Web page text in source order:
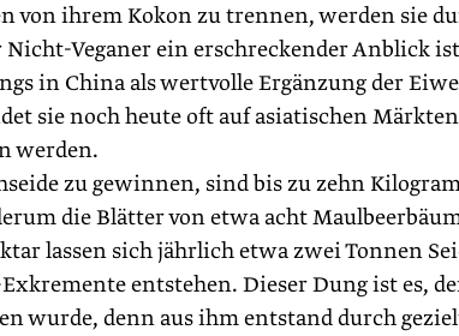
von ihrem Kokon zu trennen, werden sie
Veganer ein erschreckender Anblick
in China als wertvolle Ergänzung der
sie noch heute oft auf asiatischen
werden.
zu gewinnen, sind bis zu zehn
die Blätter von etwa acht
lassen sich jährlich etwa zwei Tonnen
entstehen. Dieser Dung ist es,
wurde, denn aus ihm entstand durch